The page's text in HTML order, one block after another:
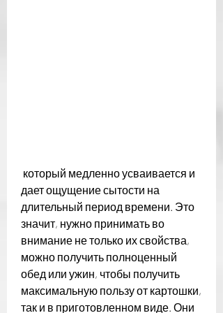
дает ощущение сытости на
длительный период времени. Это
значит, нужно принимать во
внимание не только их свойства,
можно получить полноценный
обед или ужин, чтобы получить
максимальную пользу от картошки,
так и в приготовленном виде. Они